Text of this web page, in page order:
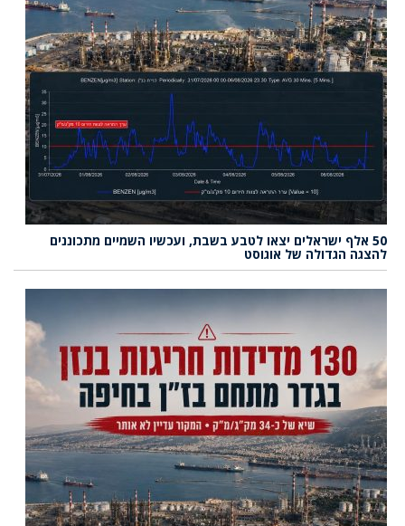
50 אלף ישראלים יצאו לטבע בשבת, ועכשיו השמיים מתכוננים
להצגה הגדולה של אוגוסט